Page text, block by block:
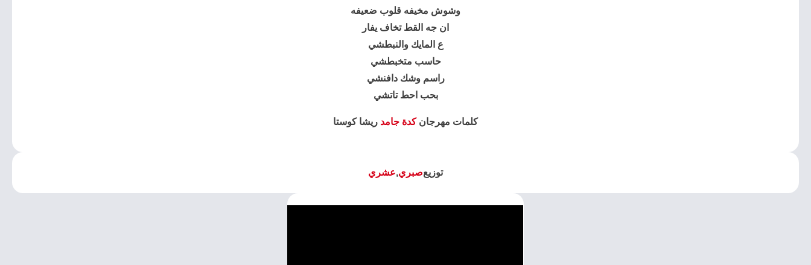
وشوش مخيفه قلوب ضعيفه
ان جه القط تخاف يفار
ع المايك والنبطشي
حاسب متخبطشي
راسم وشك دافنشي
بحب احط تاتشي
كلمات مهرجانكدة جامد ريشا كوستا
توزيعصبري,عشري